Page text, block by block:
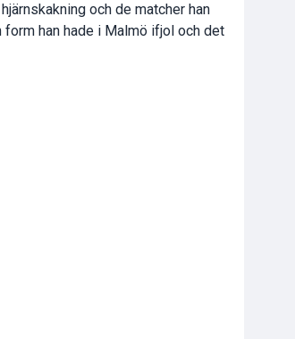
och de matcher han
han hade i Malmö ifjol och det